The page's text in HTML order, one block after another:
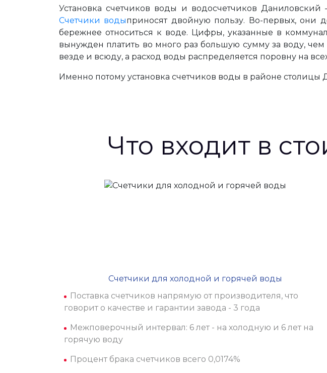
Установка счетчиков воды и водосчетчиков Даниловский
Счетчики водыприносят двойную пользу. Во-первых, они
бережнее относиться к воде. Цифры, указанные в
вынужден платить во много раз большую сумму за воду,
везде и всюду, а расход воды распределяется поровну на
Именно потому установка счетчиков воды в районе
Что входит в
Счетчики для холодной и горячей воды
Поставка счетчиков напрямую от производителя, что
говорит о качестве и гарантии завода - 3 года
Межповерочный интервал: 6 лет - на холодную и 6 лет на
горячую воду
Процент брака счетчиков всего 0,0174%